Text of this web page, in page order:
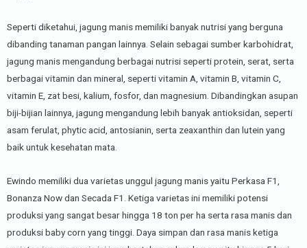
Seperti diketahui, jagung manis memiliki banyak nutrisi yang berguna
dibanding tanaman pangan lainnya. Selain sebagai sumber karbohidrat,
jagung manis mengandung berbagai nutrisi seperti protein, serat, serta
berbagai vitamin dan mineral, seperti vitamin A, vitamin B, vitamin C,
vitamin E, zat besi, kalium, fosfor, dan magnesium. Dibandingkan asupan
biji-bijian lainnya, jagung mengandung lebih banyak antioksidan, seperti
asam ferulat, phytic acid, antosianin, serta zeaxanthin dan lutein yang
baik untuk kesehatan mata.
Ewindo memiliki dua varietas unggul jagung manis yaitu Perkasa F1,
Bonanza Now dan Secada F1. Ketiga varietas ini memiliki potensi
produksi yang sangat besar hingga 18 ton per ha serta rasa manis dan
produksi baby corn yang tinggi. Daya simpan dan rasa manis ketiga